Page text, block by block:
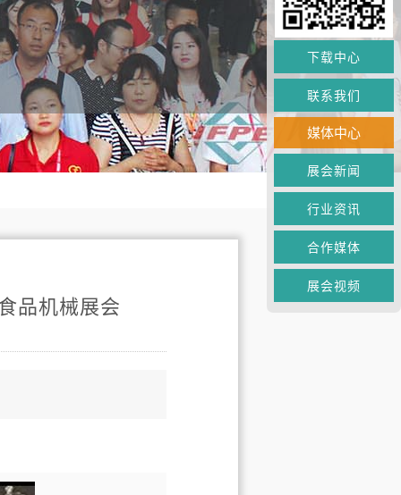
品机械展会
下载中心
联系我们
媒体中心
展会新闻
行业资讯
合作媒体
展会视频